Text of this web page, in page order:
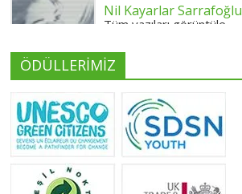
Nil Kayarlar Sarrafoğlu
Tüm yazıları görüntüle
Yeliz Yılmaz
Tüm yazıları görüntüle
ÖDÜLLERİMİZ